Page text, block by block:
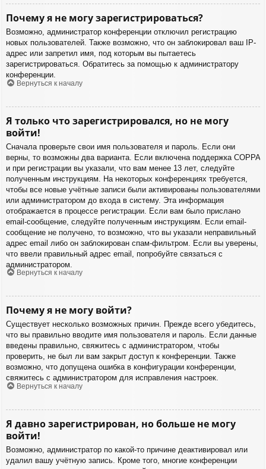
Почему я не могу зарегистрироваться?
Возможно, администратор конференции отключил регистрацию
новых пользователей. Также возможно, что он заблокировал ваш IP-
адрес или запретил имя, под которым вы пытаетесь
зарегистрироваться. Обратитесь за помощью к администратору
конференции.
Вернуться к началу
Я только что зарегистрировался, но не могу
войти!
Сначала проверьте свои имя пользователя и пароль. Если они
верны, то возможны два варианта. Если включена поддержка COPPA
и при регистрации вы указали, что вам менее 13 лет, следуйте
полученным инструкциям. На некоторых конференциях требуется,
чтобы все новые учётные записи были активированы пользователями
или администратором до входа в систему. Эта информация
отображается в процессе регистрации. Если вам было прислано
email-сообщение, следуйте полученным инструкциям. Если email-
сообщение не получено, то возможно, что вы указали неправильный
адрес email либо он заблокирован спам-фильтром. Если вы уверены,
что ввели правильный адрес email, попробуйте связаться с
администратором.
Вернуться к началу
Почему я не могу войти?
Существует несколько возможных причин. Прежде всего убедитесь,
что вы правильно вводите имя пользователя и пароль. Если данные
введены правильно, свяжитесь с администратором, чтобы
проверить, не был ли вам закрыт доступ к конференции. Также
возможно, что допущена ошибка в конфигурации конференции,
свяжитесь с администратором для исправления настроек.
Вернуться к началу
Я давно зарегистрирован, но больше не могу
войти!
Возможно, администратор по какой-то причине деактивировал или
удалил вашу учётную запись. Кроме того, многие конференции